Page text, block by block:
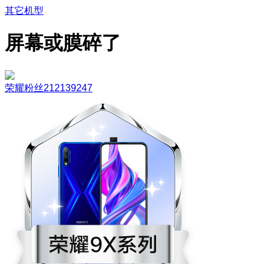
其它机型
屏幕或膜碎了
荣耀粉丝212139247